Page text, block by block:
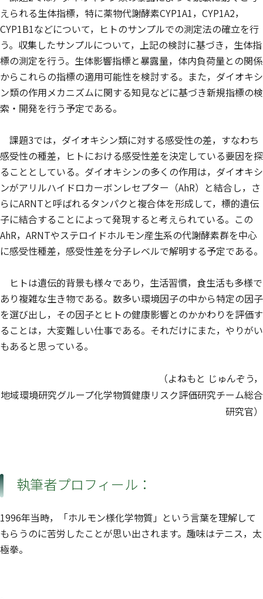
えられる生体指標，特に薬物代謝酵素CYP1A1，CYP1A2，
CYP1B1などについて，ヒトのサンプルでの測定法の確立を行
う。収集したサンプルについて，上記の検討に基づき，生体指
標の測定を行う。生体影響指標と暴露量，体内負荷量との関係
からこれらの指標の適用可能性を検討する。また，ダイオキシ
ン類の作用メカニズムに関する知見などに基づき新規指標の検
索・開発を行う予定である。
課題3では，ダイオキシン類に対する感受性の差，すなわち
感受性の種差，ヒトにおける感受性差を決定している要因を探
ることとしている。ダイオキシンの多くの作用は，ダイオキシ
ンがアリルハイドロカーボンレセプター（AhR）と結合し，さ
らにARNTと呼ばれるタンパクと複合体を形成して，標的遺伝
子に結合することによって発現すると考えられている。この
AhR，ARNTやステロイドホルモン産生系の代謝酵素群を中心
に感受性種差，感受性差を分子レベルで解明する予定である。
ヒトは遺伝的背景も様々であり，生活習慣，食生活も多様で
あり複雑な生き物である。数多い環境因子の中から特定の因子
を選び出し，その因子とヒトの健康影響とのかかわりを評価す
ることは，大変難しい仕事である。それだけにまた，やりがい
もあると思っている。
（よねもと じゅんぞう，
地域環境研究グループ化学物質健康リスク評価研究チーム総合
研究官）
執筆者プロフィール：
1996年当時，「ホルモン様化学物質」という言葉を理解して
もらうのに苦労したことが思い出されます。趣味はテニス，太
極拳。